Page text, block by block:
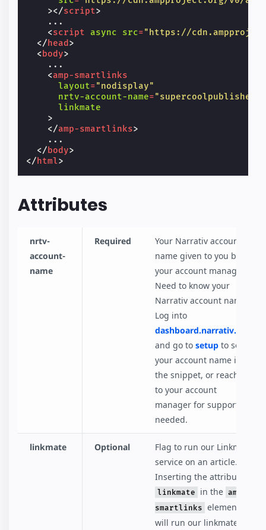
></script>
    ...
<script async src="https://
</ head >
<body>
    ...
<amp-smartlinks
layout="nodisplay"
nrtv-account-name="supercoolpublisher"
linkmate
>
</amp-smartlinks>
    ...
</body>
</ html>
Attributes
nrtv-
account-
name
Required
Your Narrativ account
name given to you by
your account manager.
Need to know your
Narrativ account name?
Log into
dashboard.narrativ.com
and go to setup to see
your account name in
the snippet, or reach out
to your account
manager for support as
needed.
linkmate Optional
Flag to run our Linkmate
service on an article.
Inserting the attribute
linkmate in the amp-
smartlinks element
will run our linkmate